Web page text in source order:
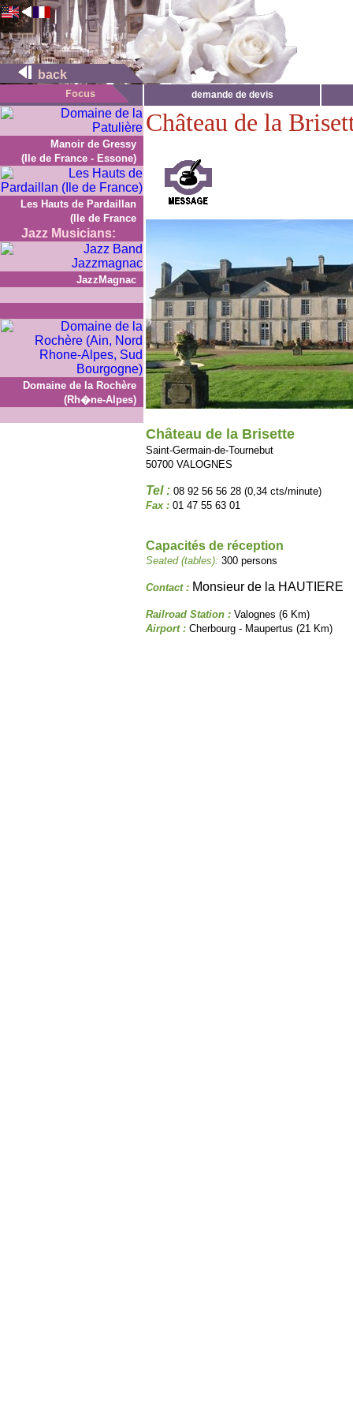
back
demande de devis
Manoir de Gressy
(Ile de France - Essone)
Les Hauts de Pardaillan
(Ile de France
Jazz Musicians:
JazzMagnac
Domaine de la Rochère
(Rh�ne-Alpes)
Château de la
Château de la Brisette
Saint-Germain-de-Tournebut
50700 VALOGNES
Tel : 08 92 56 56 28 (0,34 cts/minute)
Fax : 01 47 55 63 01
Capacités de réception
Seated (tables): 300 persons
Contact : Monsieur de la HAUTIERE
Railroad Station : Valognes (6 Km)
Airport : Cherbourg - Maupertus (21 Km)